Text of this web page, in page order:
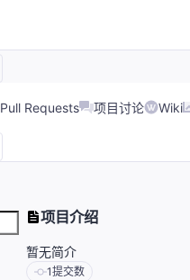
Pull Requests 项目讨论 Wiki
项目介绍
暂无简介
1提交数